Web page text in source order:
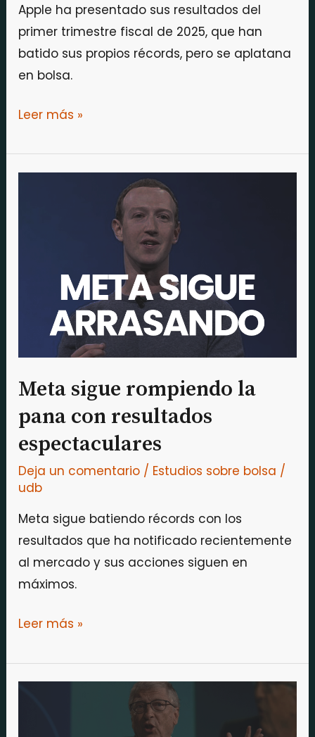
Apple ha presentado sus resultados del
primer trimestre fiscal de 2025, que han
batido sus propios récords, pero se aplatana
en bolsa.
Leer más »
Meta sigue rompiendo la
pana con resultados
espectaculares
Deja un comentario / Estudios sobre bolsa /
udb
Meta sigue batiendo récords con los
resultados que ha notificado recientemente
al mercado y sus acciones siguen en
máximos.
resultados
espectaculares
Leer más »